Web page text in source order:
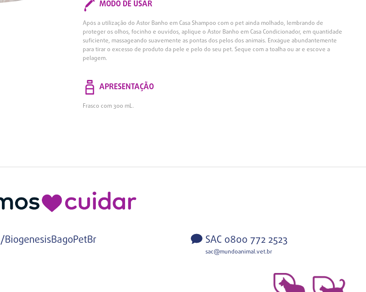
MODO DE USAR
Após a utilização do Astor Banho em Casa Shampoo com o pet ainda molhado, lembrando de
proteger os olhos, focinho e ouvidos, aplique o Astor Banho em Casa Condicionador, em quantidade
suficiente, massageando suavemente as pontas dos pelos dos animais. Enxágue abundantemente
para tirar o excesso de produto da pele e pelo do seu pet. Seque com a toalha ou ar e escove a
pelagem.
APRESENTAÇÃO
Frasco com 300 mL.
/BiogenesisBagoPetBr SAC 0800 772 2523
sac@mundoanimal.vet.br